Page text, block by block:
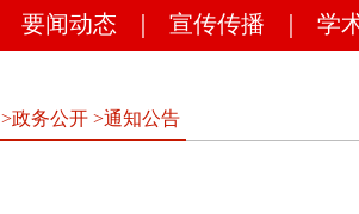
要闻动态 宣传传播 学
>政务公开 >通知公告